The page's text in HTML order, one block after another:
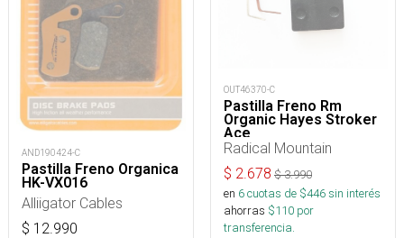
AND190424-C
Pastilla Freno Organica
HK-VX016
Alliigator Cables
$ 12.990
OUT46370-C
Pastilla Freno Rm
Organic Hayes Stroker
Ace
Radical Mountain
$ 2.678 $3.990
en 6cuotas de $446sin interés
ahorras $110 por
transferencia.